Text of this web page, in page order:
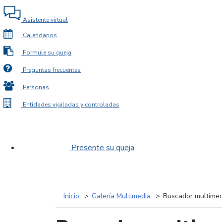
Asistente virtual
Calendarios
Formule su queja
Preguntas frecuentes
Personas
Entidades vigiladas y controladas
Presente su queja
Inicio Galería Multimedia Buscador